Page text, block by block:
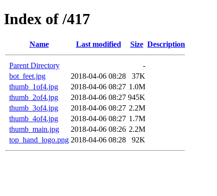
Index of /417
Name Last modified Size Description
Parent Directory
-
bot_feet.jpg
2018-04-06 08:28
37K
thumb_1of4.jpg
2018-04-06 08:27 1.0M
thumb_2of4.jpg
2018-04-06 08:27 945K
thumb_3of4.jpg
2018-04-06 08:27 2.2M
thumb_4of4.jpg
2018-04-06 08:27 1.7M
thumb_main.jpg
2018-04-06 08:26 2.2M
top_hand_logo.png 2018-04-06 08:28 92K